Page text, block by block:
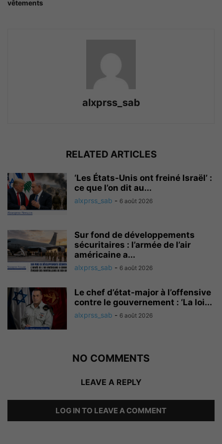
vêtements
alxprss_sab
RELATED ARTICLES
‘Les États-Unis ont freiné Israël’ :
ce que l’on dit au...
alxprss_sab - 6 août 2026
Sur fond de développements
sécuritaires : l’armée de l’air
américaine a...
alxprss_sab - 6 août 2026
Le chef d’état-major à l’offensive
contre le gouvernement : ‘La loi...
alxprss_sab - 6 août 2026
NO COMMENTS
LEAVE A REPLY
LOG IN TO LEAVE A COMMENT